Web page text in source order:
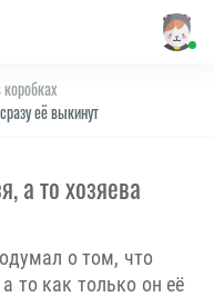
её выкинут
а то хозяева
о том, что
то как только он её